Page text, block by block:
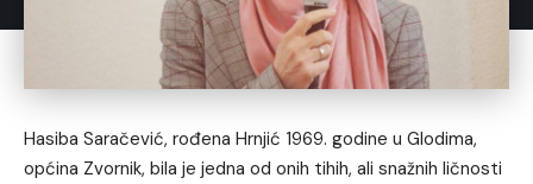
Hasiba Saračević, rođena Hrnjić 1969. godine u Glodima,
općina Zvornik, bila je jedna od onih tihih, ali snažnih ličnosti